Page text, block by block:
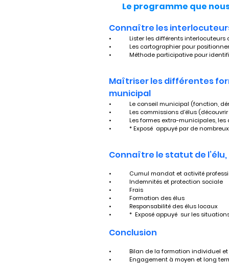
Le programme que
Connaître les
•	Lister les différents
•	Les cartographier pour
•	Méthode participative pour
Maîtriser les différentes
municipal
•	Le conseil municipal (fonction,
•	Les commissions d’élus
•	Les formes extra-municipales,
•	* Exposé  appuyé par de
Connaître le statut de
•	Cumul mandat et activité
•	Indemnités et protection sociale
•	Frais
•	Formation des élus
•	Responsabilité des élus locaux
•	*  Exposé appuyé  sur les
Conclusion
•	Bilan de la formation individuel
•	Engagement à moyen et long